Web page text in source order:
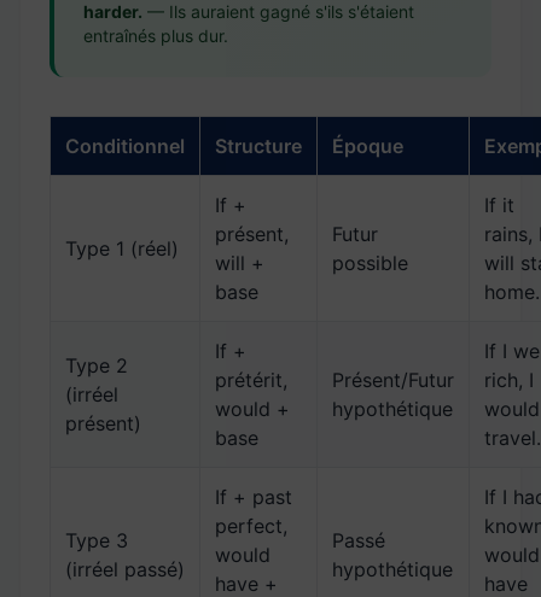
harder. — Ils auraient gagné s'ils s'étaient
entraînés plus dur.
Conditionnel Structure Époque
Type 1 (réel)
If +
présent,
will +
base
Futur
possible
If it
rains,
will
home.
Type 2
(irréel
présent)
If +
prétérit,
would +
base
Présent/Futur
hypothétique
If I
rich, I
would
travel.
Type 3
(irréel passé)
If + past
perfect,
would
have +
Passé
hypothétique
If I
would
have